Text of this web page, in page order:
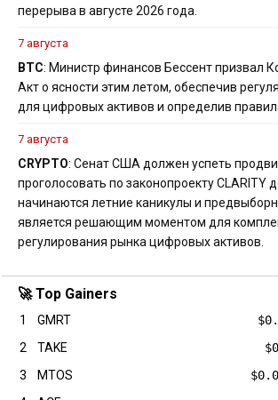
перерыва в августе 2026 года.
7 августа
BTC: Министр финансов Бессент призвал
Акт о ясности этим летом, обеспечив
для цифровых активов и определив
7 августа
CRYPTO: Сенат США должен успеть
проголосовать по законопроекту CLARITY
начинаются летние каникулы и
является решающим моментом для
регулирования рынка цифровых активов.
🚀 Top Gainers
1 GMRT
2
TAKE
3
MTOS